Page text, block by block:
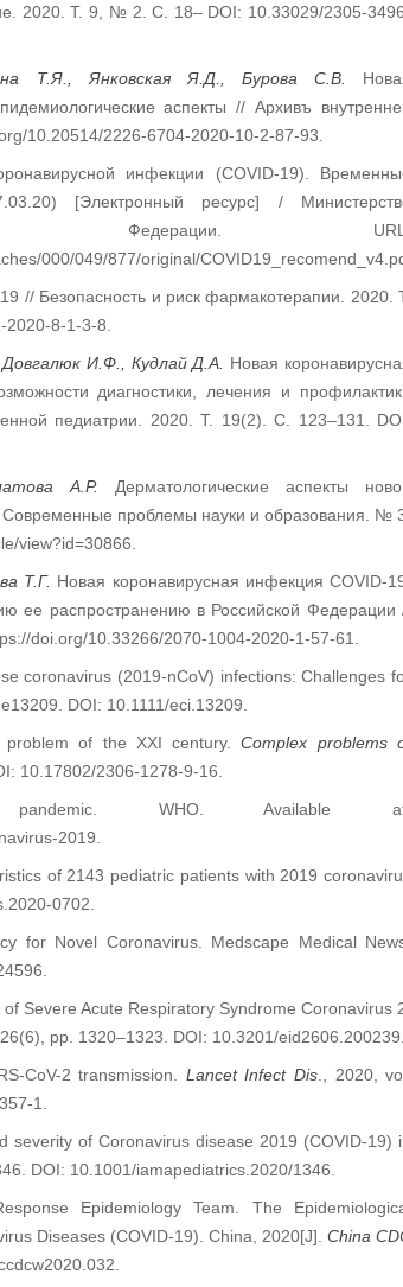
2020. Т. 9, № 2. С. 18– DOI: 10.33029/2305-
Т.Я., Янковская Я.Д., Бурова С.В.
аспекты // Архивъ
10.20514/2226-6704-2020-10-2-87-93.
инфекции (COVID-19).
[Электронный ресурс] /
Федерации.
000/049/877/original/
// Безопасность и риск фармакотерапии. 2020.
8-1-3-8.
И.Ф., Кудлай Д.А.
Новая
диагностики, лечения и
педиатрии. 2020. Т. 19(2). С. 123–131.
А.Р. Дерматологические аспекты
проблемы науки и образования. №
view?id=30866.
Т.Г. Новая коронавирусная инфекция COVID-
ее распространению в Российской Федерации
doi.org/10.33266/2070-1004-2020-1-57-61.
coronavirus (2019-nCoV) infections: Challenges
DOI: 10.1111/eci.13209.
problem of the XXI century.Complex problems
10.17802/2306-1278-9-16.
pandemic. WHO. Available
2019.
of 2143 pediatric patients with 2019
0702.
for Novel Coronavirus. Medscape Medical
Severe Acute Respiratory Syndrome Coronavirus
26(6), pp. 1320–1323. DOI: 10.3201/eid2606.200239.
CoV-2 transmission. Lancet Infect Dis., 2020,
1.
severity of Coronavirus disease 2019 (COVID-19)
DOI: 10.1001/iamapediatrics.2020/1346.
Epidemiology Team. The
Diseases (COVID-19). China, 2020[J]. China